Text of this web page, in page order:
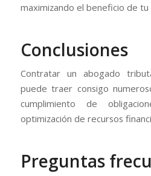
maximizando el beneficio de tu
Conclusiones
Contratar un abogado
puede traer consigo
cumplimiento de
optimización de recursos
Preguntas